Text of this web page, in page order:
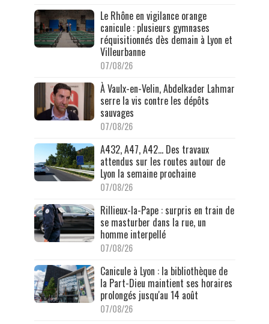
Le Rhône en vigilance orange
canicule : plusieurs gymnases
réquisitionnés dès demain à Lyon et
Villeurbanne
07/08/26
À Vaulx-en-Velin, Abdelkader Lahmar
serre la vis contre les dépôts
sauvages
07/08/26
A432, A47, A42… Des travaux
attendus sur les routes autour de
Lyon la semaine prochaine
07/08/26
Rillieux-la-Pape : surpris en train de
se masturber dans la rue, un
homme interpellé
07/08/26
Canicule à Lyon : la bibliothèque de
la Part-Dieu maintient ses horaires
prolongés jusqu'au 14 août
07/08/26